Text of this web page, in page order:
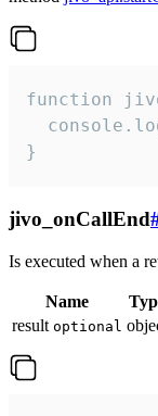
function
}
jivo_onCallEnd
Is executed when a
Name
result optional